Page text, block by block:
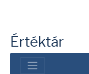
Értéktár